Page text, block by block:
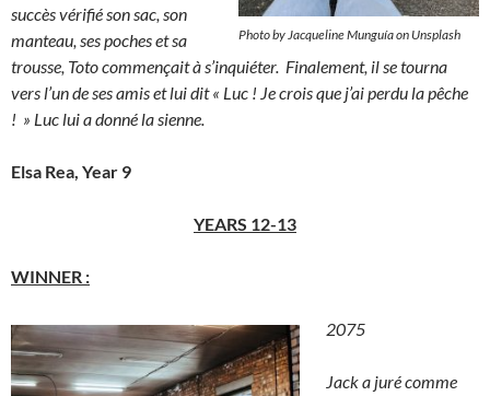
Photo by Jacqueline Munguía on Unsplash
succès vérifié son sac, son
manteau, ses poches et sa
trousse, Toto commençait à s’inquiéter. Finalement, il se tourna
vers l’un de ses amis et lui dit « Luc ! Je crois que j’ai perdu la pêche
! » Luc lui a donné la sienne.
Elsa Rea, Year 9
YEARS 12-13
WINNER :
2075
Jack a juré comme